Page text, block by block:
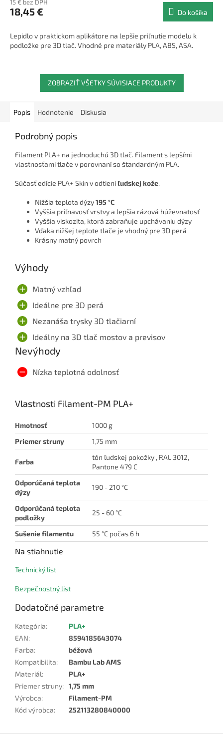
15 € bez DPH
18,45 € Do košíka
Lepidlo v praktickom aplikátore na lepšie priľnutie modelu k
podložke pre 3D tlač. Vhodné pre materiály PLA, ABS, ASA.
ZOBRAZIŤ VŠETKY SÚVISIACE PRODUKTY
Popis Hodnotenie Diskusia
Podrobný popis
Filament PLA+ na jednoduchú 3D tlač. Filament s lepšími
vlastnosťami tlače v porovnaní so štandardným PLA.
Súčasť edície PLA+ Skin v odtieniľudskej kože.
Nižšia teplota dýzy195 °C
Vyššia priľnavosť vrstvy a lepšia rázová húževnatosť
Vyššia viskozita, ktorá zabraňuje upchávaniu dýzy
Vďaka nižšej teplote tlače je vhodný pre 3D perá
Krásny matný povrch
Výhody
Matný vzhľad
Ideálne pre 3D perá
Nezanáša trysky 3D tlačiarní
Ideálny na 3D tlač mostov a previsov
Nevýhody
Nízka teplotná odolnosť
Vlastnosti Filament-PM PLA+
Hmotnosť
1000 g
Priemer struny
1,75 mm
Farba
tón ľudskej pokožky , RAL 3012,
Pantone 479 C
Odporúčaná teplota
dýzy
190 - 210 °C
Odporúčaná teplota
podložky
25 - 60 °C
Sušenie filamentu 55 °C počas 6 h
Na stiahnutie
Technický list
Bezpečnostný list
Dodatočné parametre
Kategória:
PLA+
EAN:
8594185643074
Farba:
béžová
Kompatibilita:
Bambu Lab AMS
Materiál:
PLA+
Priemer struny: 1,75 mm
Výrobca:
Filament-PM
Kód výrobca: 252113280840000